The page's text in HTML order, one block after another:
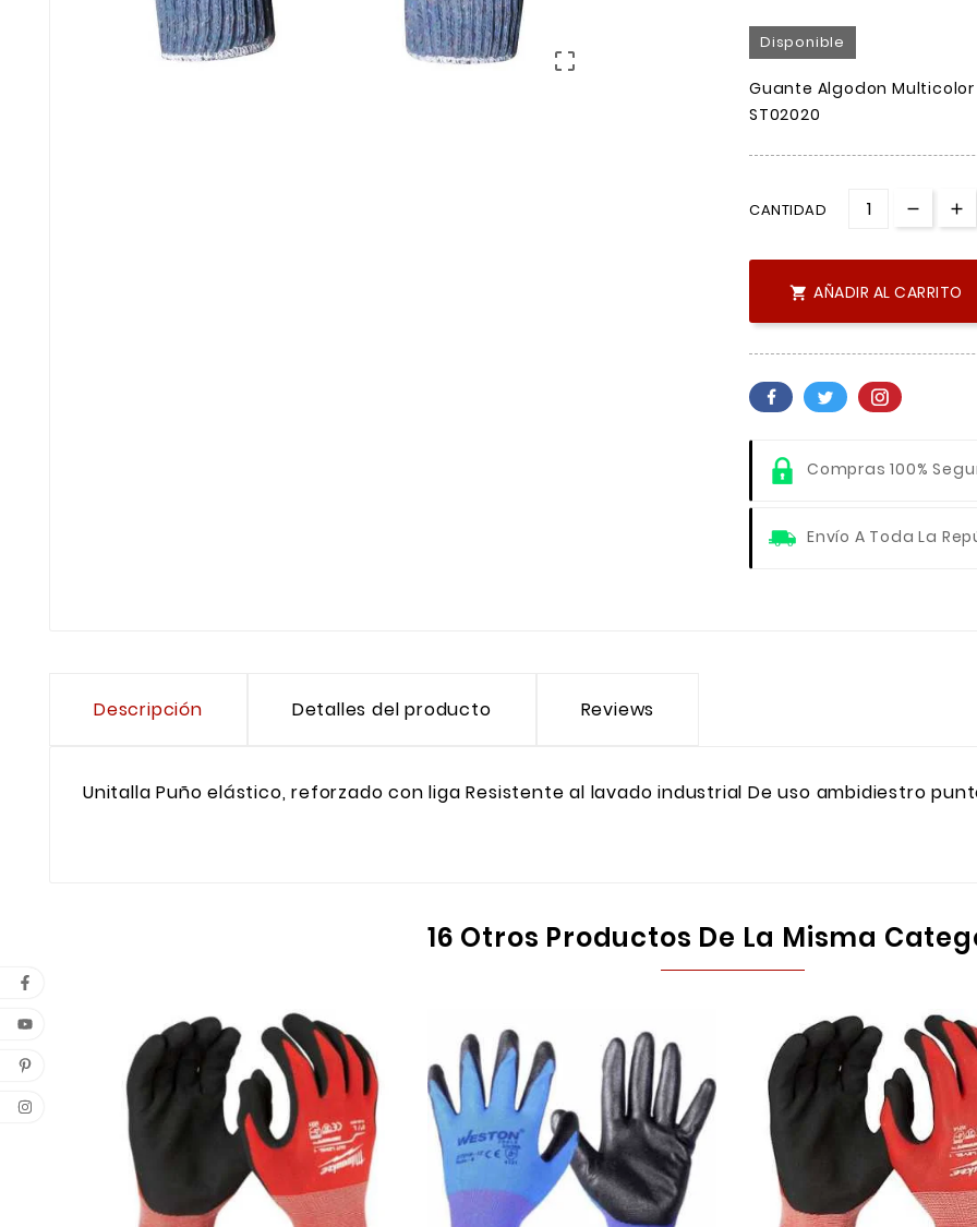

Disponible
Guante Algodon Multicolor
ST02020
CANTIDAD
 AÑADIR AL CARRITO
Compras 100%
Envío A Toda La
Descripción Detalles del producto Reviews
Unitalla Puño elástico, reforzado con liga Resistente al lavado industrial De uso ambidiestro
16 Otros Productos De La Misma